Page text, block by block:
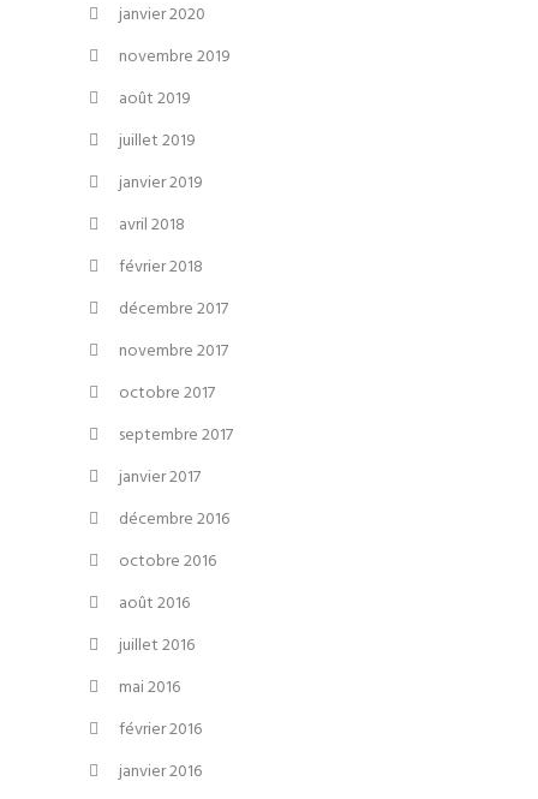
janvier 2020
novembre 2019
août 2019
juillet 2019
janvier 2019
avril 2018
février 2018
décembre 2017
novembre 2017
octobre 2017
septembre 2017
janvier 2017
décembre 2016
octobre 2016
août 2016
juillet 2016
mai 2016
février 2016
janvier 2016